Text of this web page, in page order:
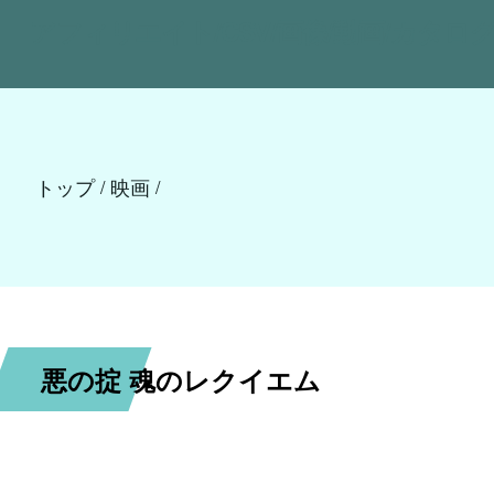
悪の掟 魂のレクイエム
トップ / 映画 /